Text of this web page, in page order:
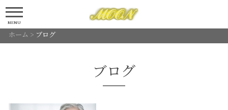
MENU
ホーム > ブログ
ブログ